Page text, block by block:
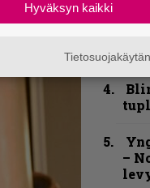
–
Hyväksyn kaikki